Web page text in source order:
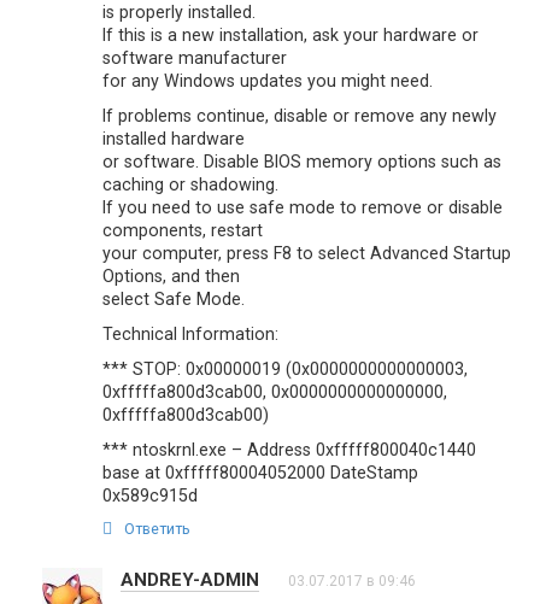
is properly installed.
If this is a new installation, ask your hardware or
software manufacturer
for any Windows updates you might need.
If problems continue, disable or remove any newly
installed hardware
or software. Disable BIOS memory options such as
caching or shadowing.
If you need to use safe mode to remove or disable
components, restart
your computer, press F8 to select Advanced Startup
Options, and then
select Safe Mode.
Technical Information:
*** STOP: 0x00000019 (0x0000000000000003,
0xfffffa800d3cab00, 0x0000000000000000,
0xfffffa800d3cab00)
*** ntoskrnl.exe – Address 0xfffff800040c1440
base at 0xfffff80004052000 DateStamp
0x589c915d
Ответить
ANDREY-ADMIN 03.07.2017 в 09:46